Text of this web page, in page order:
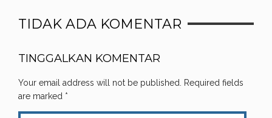
TIDAK ADA KOMENTAR
TINGGALKAN KOMENTAR
Your email address will not be published.
Required fields
are marked *